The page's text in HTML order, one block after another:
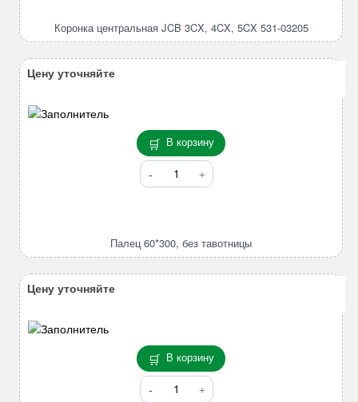
3CX,
Коронка центральная JCB 3CX, 4CX, 5CX 531-03205
В корзину
Количество
товара
тавотницы
Палец 60*300, без тавотницы
Цену уточняйте
В корзину
Количество
Цену уточняйте